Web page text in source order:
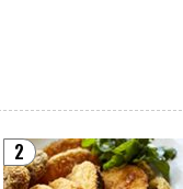
2